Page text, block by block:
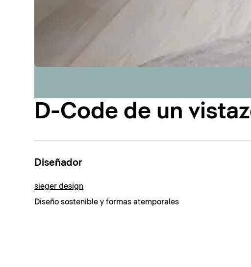
D-Code de un
Diseñador
sieger design
Diseño sostenible y formas atemporales